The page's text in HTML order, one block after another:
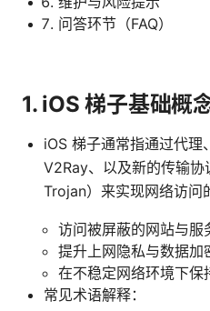
问答环节（FAQ）
1. iOS 梯子基础概
iOS 梯子通常指通过代理
V2Ray、以及新的传输协
Trojan）来实现网络访问
访问被屏蔽的网站与服
提升上网隐私与数据加
在不稳定网络环境下保
常见术语解释：